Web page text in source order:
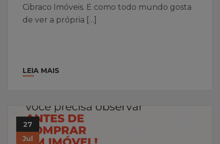
Cibraco Imóveis. E como todo mundo gosta
de ver a própria […]
LEIA MAIS
27
Jul